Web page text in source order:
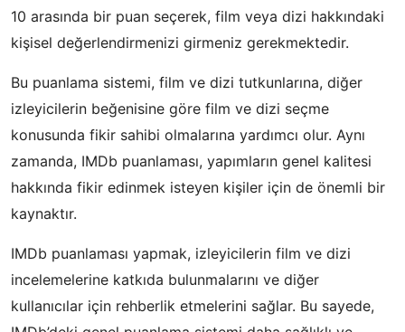
10 arasında bir puan seçerek, film veya dizi hakkındaki
kişisel değerlendirmenizi girmeniz gerekmektedir.
Bu puanlama sistemi, film ve dizi tutkunlarına, diğer
izleyicilerin beğenisine göre film ve dizi seçme
konusunda fikir sahibi olmalarına yardımcı olur. Aynı
zamanda, IMDb puanlaması, yapımların genel kalitesi
hakkında fikir edinmek isteyen kişiler için de önemli bir
kaynaktır.
IMDb puanlaması yapmak, izleyicilerin film ve dizi
incelemelerine katkıda bulunmalarını ve diğer
kullanıcılar için rehberlik etmelerini sağlar. Bu sayede,